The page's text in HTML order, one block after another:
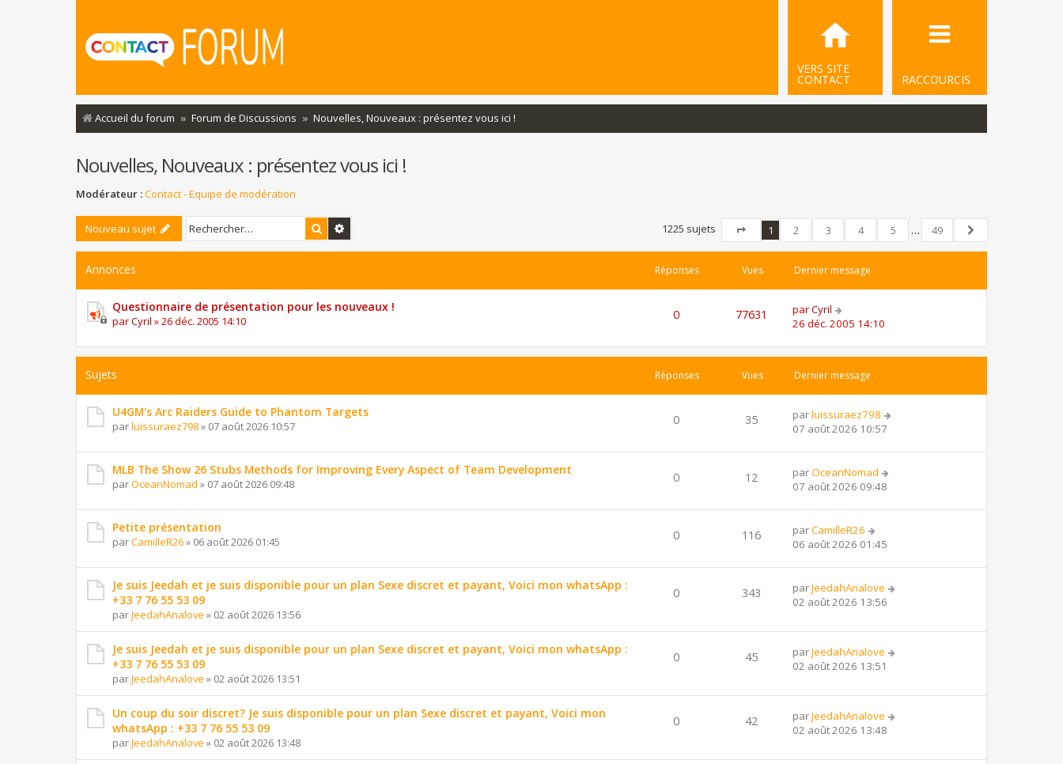
RACCOURCIS
VERS SITE
CONTACT
Accueil du forum Forum de Discussions Nouvelles, Nouveaux : présentez vous ici !
Nouvelles, Nouveaux : présentez vous ici !
Modérateur :Contact - Equipe de modération
Nouveau sujet Rechercher
1225 sujets
Page
sur49
1 2 3 4 5 …
49
Suivant
Annonces Réponses Vues Dernier message
Questionnaire de présentation pour les nouveaux !
parCyril »26 déc. 2005 14:10 0 77631 parCyril
26 déc. 2005 14:10
Sujets Réponses Vues Dernier message
U4GM's Arc Raiders Guide to Phantom Targets
parluissuraez798» 07 août 2026 10:57 0 35 parluissuraez798
07 août 2026 10:57
MLB The Show 26 Stubs Methods for Improving Every Aspect of Team Development
parOceanNomad » 07 août 2026 09:48 0 12 parOceanNomad
07 août 2026 09:48
Petite présentation
parCamilleR26» 06 août 2026 01:45 0 116 parCamilleR26
06 août 2026 01:45
Je suis Jeedah et je suis disponible pour un plan Sexe discret et payant, Voici mon whatsApp :
+33 7 76 55 53 09
parJeedahAnalove » 02 août 2026 13:56
0 343 parJeedahAnalove
02 août 2026 13:56
Je suis Jeedah et je suis disponible pour un plan Sexe discret et payant, Voici mon whatsApp :
+33 7 76 55 53 09
parJeedahAnalove » 02 août 2026 13:51
0 45 parJeedahAnalove
02 août 2026 13:51
Un coup du soir discret? Je suis disponible pour un plan Sexe discret et payant, Voici mon
whatsApp : +33 7 76 55 53 09
parJeedahAnalove » 02 août 2026 13:48
0 42 parJeedahAnalove
02 août 2026 13:48